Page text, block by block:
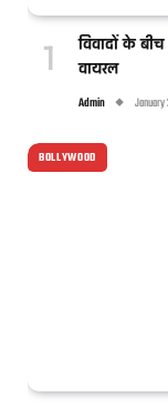
विवादों के
वायरल
Admin January
BOLLYWOOD